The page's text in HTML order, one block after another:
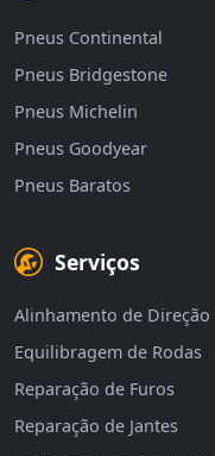
Pneus Continental
Pneus Bridgestone
Pneus Michelin
Pneus Goodyear
Pneus Baratos
Serviços
Alinhamento de Direção
Equilibragem de Rodas
Reparação de Furos
Reparação de Jantes